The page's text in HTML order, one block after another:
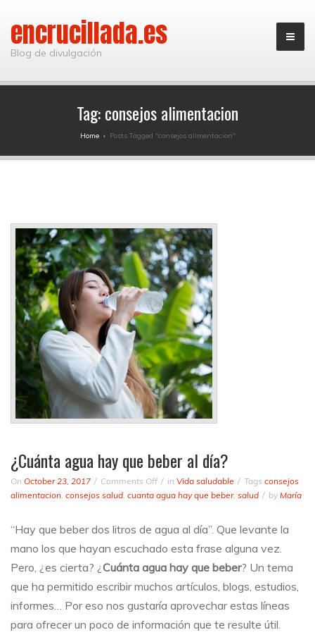
encrucillada.es
Blog de divulgación
Tag:consejos alimentacion
Home› Posts Tagged "consejos alimentacion"
¿Cuánta agua hay que beber al día?
On October 23, 2017 Comments Offon
¿Cuánta
que
beber
al
in Vida saludable Tags consejos
alimentacion, consejos salud, cuanta agua hay que beber, salud by María
“Hay que beber dos litros de agua al día”. Que levante la
mano los que hayan escuchado esta frase alguna vez.
Pero, ¿es cierta? ¿Cuánta agua hay que beber? Un tema
que ha permitido escribir muchos artículos, blogs, estudios,
informes… Por eso nos gustaría aprovechar estas líneas
para ofrecer un poco de información que te resulte útil.